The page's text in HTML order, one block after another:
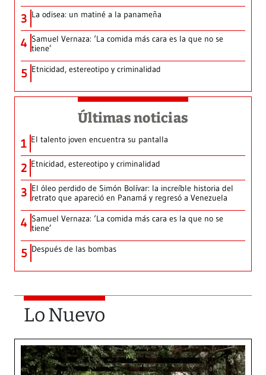
3 La odisea: un matiné a la panameña
4 Samuel Vernaza: ‘La comida más cara es la que no se
tiene’
5 Etnicidad, estereotipo y criminalidad
Últimas noticias
1 El talento joven encuentra su pantalla​
2 Etnicidad, estereotipo y criminalidad
3 El óleo perdido de Simón Bolívar: la increíble historia del
retrato que apareció en Panamá y regresó a Venezuela
4 Samuel Vernaza: ‘La comida más cara es la que no se
tiene’
5 Después de las bombas
Lo Nuevo